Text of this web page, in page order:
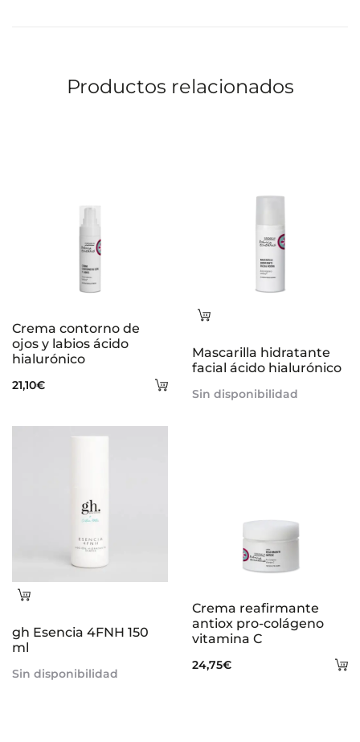
Productos relacionados
Añadir
carrito
Crema contorno de
ojos y labios ácido
hialurónico
21,10€
Leer
Mascarilla hidratante
facial ácido hialurónico
Sin disponibilidad
Leer
gh Esencia 4FNH 150
ml
Sin disponibilidad
Crema reafirmante
antiox pro-colágeno
vitamina C
24,75€